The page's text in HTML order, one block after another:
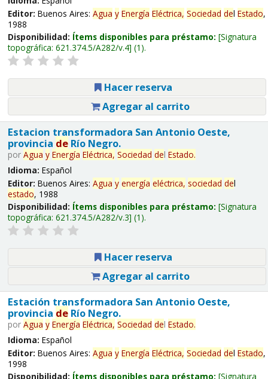
Editor: Buenos Aires: Agua y Energía Eléctrica, Sociedad del Estado,
1988
Disponibilidad: Ítems disponibles para préstamo: Signatura
topográfica: 621.374.5/A282/v.4 (1).
Hacer reserva
Agregar al carrito
Estacion transformadora San Antonio Oeste,
provincia deRío Negro.
por Agua y Energía Eléctrica, Sociedad del Estado.
Idioma: Español
Editor: Buenos Aires: Agua y energía eléctrica, sociedad del
estado, 1988
Disponibilidad: Ítems disponibles para préstamo: Signatura
topográfica: 621.374.5/A282/v.3 (1).
Hacer reserva
Agregar al carrito
Estación transformadora San Antonio Oeste,
provincia deRío Negro.
por Agua y Energía Eléctrica, Sociedad del Estado.
Idioma: Español
Editor: Buenos Aires: Agua y Energía Eléctrica, Sociedad del Estado,
1998
Disponibilidad: Ítems disponibles para préstamo: Signatura